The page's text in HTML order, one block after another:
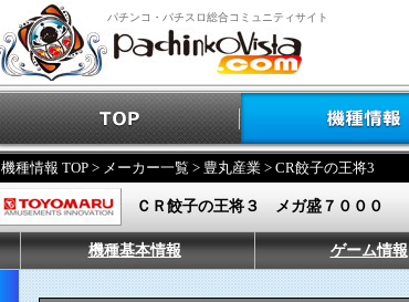
パチンコ・パチスロ総合コミュニティサイト
機種情報 TOP > メーカー一覧 > 豊丸産業 > CR餃子の王将3
ＣＲ餃子の王将３ メガ盛７０００
機種基本情報 ゲーム情報